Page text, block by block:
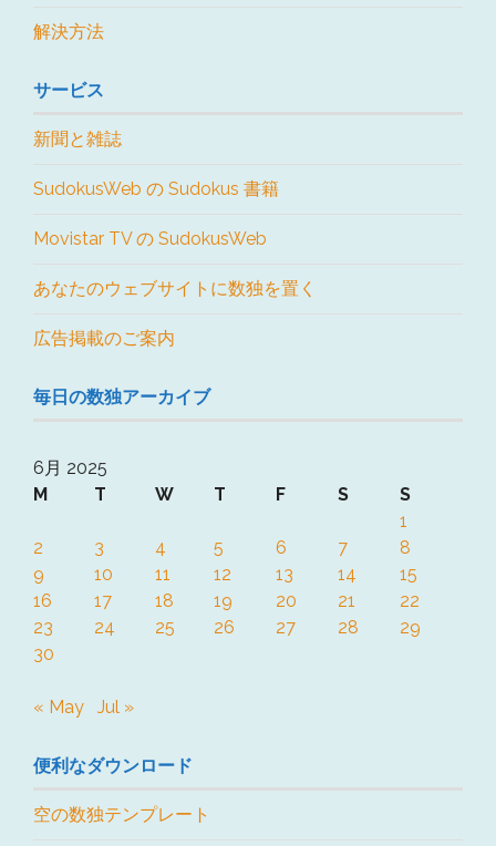
解決方法
サービス
新聞と雑誌
SudokusWeb の Sudokus 書籍
Movistar TV の SudokusWeb
あなたのウェブサイトに数独を置く
広告掲載のご案内
毎日の数独アーカイブ
6月 2025
M
T W T F S
S
1
2
3 4 5 6 7
8
9
10 11 12 13 14
15
16
17 18 19 20 21
22
23
24 25 26 27 28
29
30
« May Jul »
便利なダウンロード
空の数独テンプレート